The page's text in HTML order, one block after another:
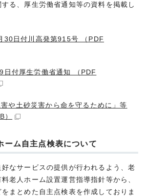
る、厚生労働省通知等の資料を掲載し
30日付川高発第915号 （PDF
日付厚生労働省通知 （PDF
害や土砂災害から命を守るために」等
）
ーム自主点検表について
なサービスの提供が行われるよう、老
老人ホーム設置運営指導指針等から、
まとめた自主点検表を作成しておりま